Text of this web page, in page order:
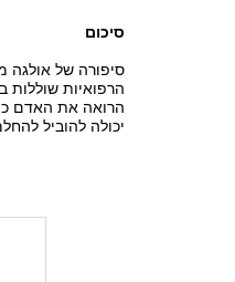
סיכום
סיפורה של אולגה
הרפואיות שוללות
הרואה את האדם
יכולה להוביל